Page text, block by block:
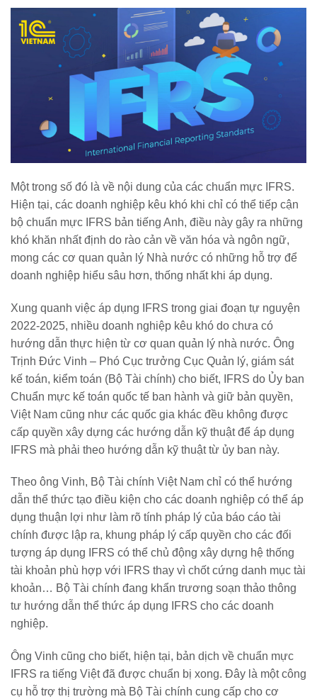
Một trong số đó là về nội dung của các chuẩn mực IFRS.
Hiện tại, các doanh nghiệp kêu khó khi chỉ có thể tiếp cận
bộ chuẩn mực IFRS bản tiếng Anh, điều này gây ra những
khó khăn nhất định do rào cản về văn hóa và ngôn ngữ,
mong các cơ quan quản lý Nhà nước có những hỗ trợ để
doanh nghiệp hiểu sâu hơn, thống nhất khi áp dụng.
Xung quanh việc áp dụng IFRS trong giai đoạn tự nguyện
2022-2025, nhiều doanh nghiệp kêu khó do chưa có
hướng dẫn thực hiện từ cơ quan quản lý nhà nước. Ông
Trịnh Đức Vinh – Phó Cục trưởng Cục Quản lý, giám sát
kế toán, kiểm toán (Bộ Tài chính) cho biết, IFRS do Ủy ban
Chuẩn mực kế toán quốc tế ban hành và giữ bản quyền,
Việt Nam cũng như các quốc gia khác đều không được
cấp quyền xây dựng các hướng dẫn kỹ thuật để áp dụng
IFRS mà phải theo hướng dẫn kỹ thuật từ ủy ban này.
Theo ông Vinh, Bộ Tài chính Việt Nam chỉ có thể hướng
dẫn thể thức tạo điều kiện cho các doanh nghiệp có thể áp
dụng thuận lợi như làm rõ tính pháp lý của báo cáo tài
chính được lập ra, khung pháp lý cấp quyền cho các đối
tượng áp dụng IFRS có thể chủ động xây dựng hệ thống
tài khoản phù hợp với IFRS thay vì chốt cứng danh mục tài
khoản… Bộ Tài chính đang khẩn trương soạn thảo thông
tư hướng dẫn thể thức áp dụng IFRS cho các doanh
nghiệp.
Ông Vinh cũng cho biết, hiện tại, bản dịch về chuẩn mực
IFRS ra tiếng Việt đã được chuẩn bị xong. Đây là một công
cụ hỗ trợ thị trường mà Bộ Tài chính cung cấp cho cơ